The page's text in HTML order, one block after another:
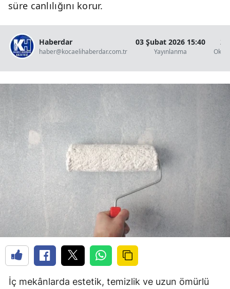
süre canlılığını korur.
Haberdar
haber@kocaelihaberdar.com.tr
03 Şubat 2026 15:40
Yayınlanma
2
İç mekânlarda estetik, temizlik ve uzun ömürlü